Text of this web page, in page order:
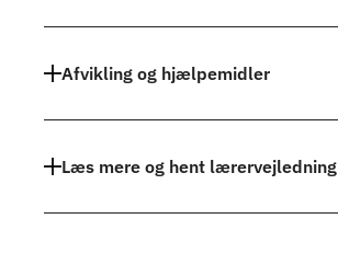
Afvikling og hjælpemidler
Læs mere og hent lærervejledning